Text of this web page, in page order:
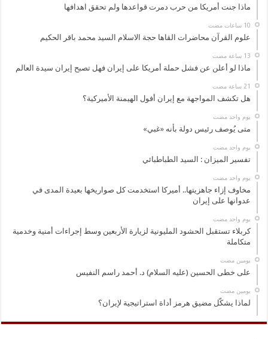
ماذا جنت أمريكا من حرب دمرت قواعدها ولم تحقق اهدافها
علوم القرآن محاضرات القاها حجة الاسلام السيد محمد باقر الحكيم
ماذا لو أعلن عن فشل حملة أمريكا على إيران فهل تصبح إيران سيدة العالم
هل تكشف المواجهة مع إيران أفول الهيمنة الأميركية؟
‏يوم واحد مضت
متى يُوصف رئيس دولة بأنه «غبي»
‏يوم واحد مضت
تفسير الميزان : السيد الطباطبائي
‏يوم واحد مضت
مخاوف إزاء جاهزيتها.. أميركا استخدمت كل صواريخها بعيدة المدى في
عدوانها على إيران
‏يوم واحد مضت
كربلاء تستقبل الحشود المليونية لزيارة الأربعين وسط إجراءات أمنية وخدمية
متكاملة
‏يومين مضت
على خطى الحسين (عليه السلام) د. أحمد راسم النفيس
‏يومين مضت
لماذا يشكّل مضيق هرمز أداة استراتيجية لإيران؟